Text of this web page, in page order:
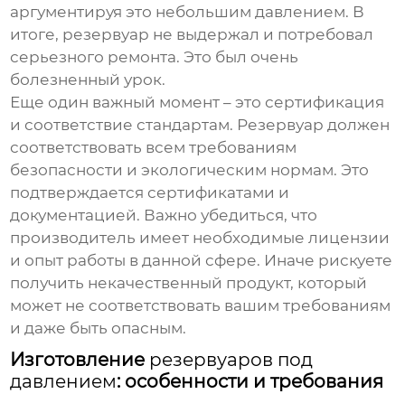
аргументируя это небольшим давлением. В
итоге, резервуар не выдержал и потребовал
серьезного ремонта. Это был очень
болезненный урок.
Еще один важный момент – это сертификация
и соответствие стандартам. Резервуар должен
соответствовать всем требованиям
безопасности и экологическим нормам. Это
подтверждается сертификатами и
документацией. Важно убедиться, что
производитель имеет необходимые лицензии
и опыт работы в данной сфере. Иначе рискуете
получить некачественный продукт, который
может не соответствовать вашим требованиям
и даже быть опасным.
Изготовление резервуаров под
давлением: особенности и требования